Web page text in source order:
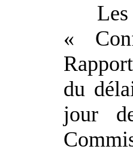
«
du
jour